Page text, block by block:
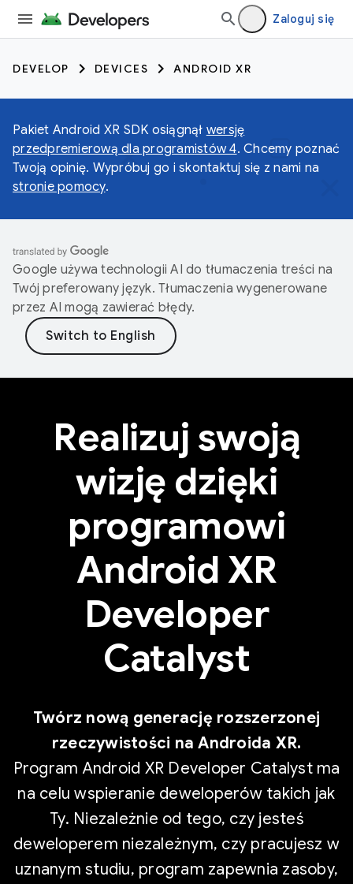
Zaloguj się
DEVELOP DEVICES ANDROID XR
Pakiet Android XR SDK osiągnął wersję
przedpremierową dla programistów 4. Chcemy poznać
Twoją opinię. Wypróbuj go i skontaktuj się z nami na
stronie pomocy.
Google używa technologii AI do tłumaczenia treści na
Twój preferowany język. Tłumaczenia wygenerowane
przez AI mogą zawierać błędy.
Realizuj swoją
wizję dzięki
programowi
Android XR
Developer
Catalyst
Twórz nową generację rozszerzonej
rzeczywistości na Androida XR.
Program Android XR Developer Catalyst ma
na celu wspieranie deweloperów takich jak
Ty. Niezależnie od tego, czy jesteś
deweloperem niezależnym, czy pracujesz w
uznanym studiu, program zapewnia zasoby,